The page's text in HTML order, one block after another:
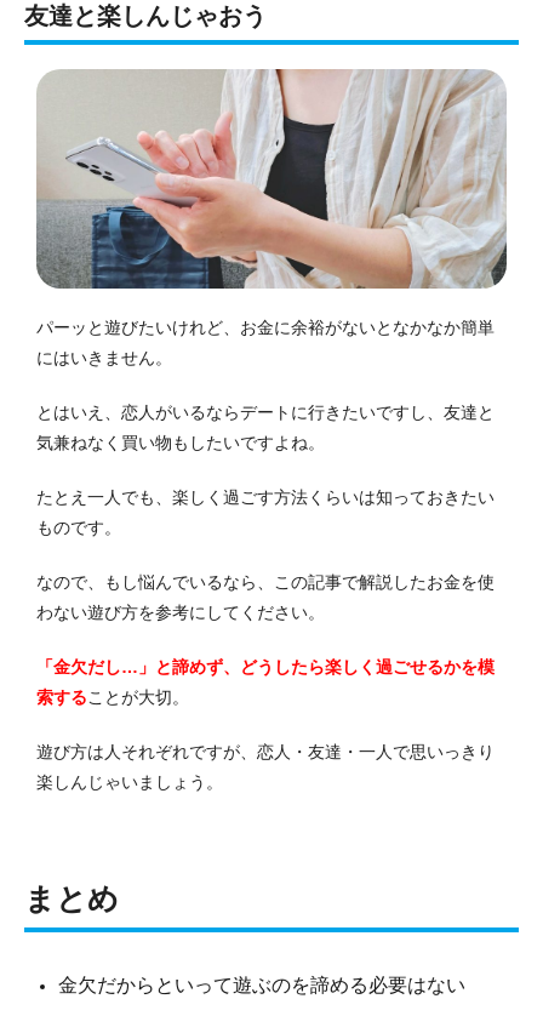
友達と楽しんじゃおう
パーッと遊びたいけれど、お金に余裕がないとなかなか簡単
にはいきません。
とはいえ、恋人がいるならデートに行きたいですし、友達と
気兼ねなく買い物もしたいですよね。
たとえ一人でも、楽しく過ごす方法くらいは知っておきたい
ものです。
なので、もし悩んでいるなら、この記事で解説したお金を使
わない遊び方を参考にしてください。
「金欠だし…」と諦めず、どうしたら楽しく過ごせるかを模
索することが大切。
遊び方は人それぞれですが、恋人・友達・一人で思いっきり
楽しんじゃいましょう。
まとめ
金欠だからといって遊ぶのを諦める必要はない